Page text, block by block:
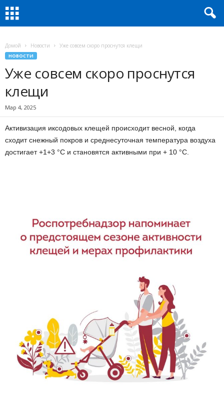
Домой Новости Уже совсем скоро проснутся клещи
НОВОСТИ
Уже совсем скоро проснутся
клещи
Мар 4, 2025
Активизация иксодовых клещей происходит весной, когда
сходит снежный покров и среднесуточная температура воздуха
достигает +1+3 °C и становятся активными при + 10 °C.